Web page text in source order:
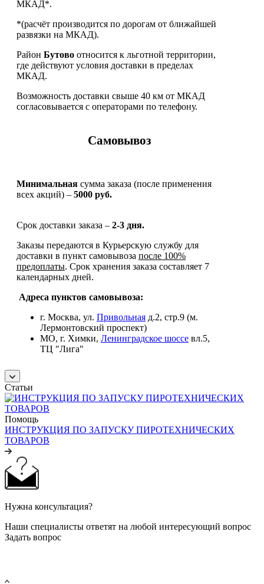
МКАД*.
*(расчёт производится по дорогам от ближайшей
развязки на МКАД).
Район Бутово относится к льготной территории,
где действуют условия доставки в пределах
МКАД.
Возможность доставки свыше 40 км от МКАД
согласовывается с операторами по телефону.
Самовывоз
Минимальная сумма заказа (после применения
всех акций) – 5000 руб.
Срок доставки заказа – 2-3 дня.
Заказы передаются в Курьерскую службу для
доставки в пункт самовывоза после 100%
предоплаты. Срок хранения заказа составляет 7
календарных дней.
Адреса пунктов самовывоза:
г. Москва, ул. Привольная д.2, стр.9 (м.
Лермонтовский проспект)
МО, г. Химки, Ленинградское шоссе вл.5,
ТЦ "Лига"
Статьи
Помощь
ИНСТРУКЦИЯ ПО ЗАПУСКУ ПИРОТЕХНИЧЕСКИХ
ТОВАРОВ
Нужна консультация?
Наши специалисты ответят на любой интересующий вопрос
Задать вопрос